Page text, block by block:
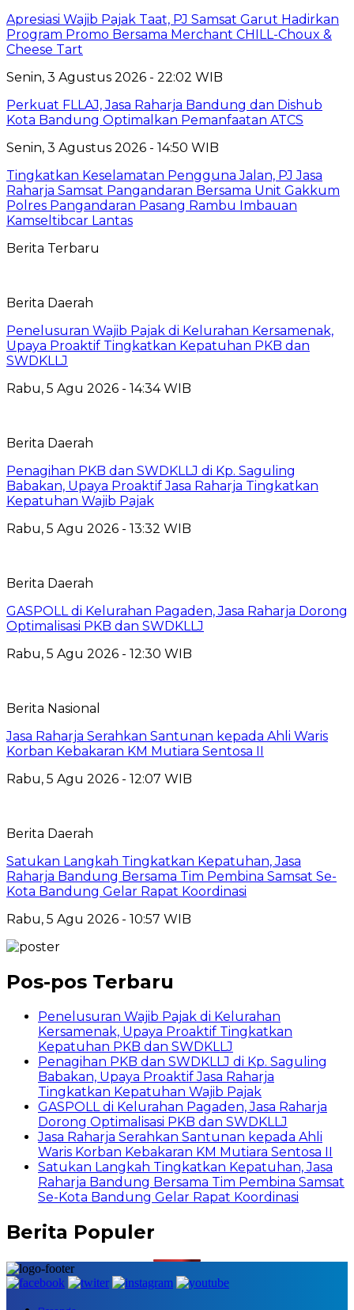
Apresiasi Wajib Pajak Taat, PJ Samsat Garut Hadirkan
Program Promo Bersama Merchant CHILL-Choux &
Cheese Tart
Senin, 3 Agustus 2026 - 22:02 WIB
Perkuat FLLAJ, Jasa Raharja Bandung dan Dishub
Kota Bandung Optimalkan Pemanfaatan ATCS
Senin, 3 Agustus 2026 - 14:50 WIB
Tingkatkan Keselamatan Pengguna Jalan, PJ Jasa
Raharja Samsat Pangandaran Bersama Unit Gakkum
Polres Pangandaran Pasang Rambu Imbauan
Kamseltibcar Lantas
Berita Terbaru
Berita Daerah
Penelusuran Wajib Pajak di Kelurahan Kersamenak,
Upaya Proaktif Tingkatkan Kepatuhan PKB dan
SWDKLLJ
Rabu, 5 Agu 2026 - 14:34 WIB
Berita Daerah
Penagihan PKB dan SWDKLLJ di Kp. Saguling
Babakan, Upaya Proaktif Jasa Raharja Tingkatkan
Kepatuhan Wajib Pajak
Rabu, 5 Agu 2026 - 13:32 WIB
Berita Daerah
GASPOLL di Kelurahan Pagaden, Jasa Raharja Dorong
Optimalisasi PKB dan SWDKLLJ
Rabu, 5 Agu 2026 - 12:30 WIB
Berita Nasional
Jasa Raharja Serahkan Santunan kepada Ahli Waris
Korban Kebakaran KM Mutiara Sentosa II
Rabu, 5 Agu 2026 - 12:07 WIB
Berita Daerah
Satukan Langkah Tingkatkan Kepatuhan, Jasa
Raharja Bandung Bersama Tim Pembina Samsat Se-
Kota Bandung Gelar Rapat Koordinasi
Rabu, 5 Agu 2026 - 10:57 WIB
Pos-pos Terbaru
Penelusuran Wajib Pajak di Kelurahan
Kersamenak, Upaya Proaktif Tingkatkan
Kepatuhan PKB dan SWDKLLJ
Penagihan PKB dan SWDKLLJ di Kp. Saguling
Babakan, Upaya Proaktif Jasa Raharja
Tingkatkan Kepatuhan Wajib Pajak
GASPOLL di Kelurahan Pagaden, Jasa Raharja
Dorong Optimalisasi PKB dan SWDKLLJ
Jasa Raharja Serahkan Santunan kepada Ahli
Waris Korban Kebakaran KM Mutiara Sentosa II
Satukan Langkah Tingkatkan Kepatuhan, Jasa
Raharja Bandung Bersama Tim Pembina Samsat
Se-Kota Bandung Gelar Rapat Koordinasi
Berita Populer